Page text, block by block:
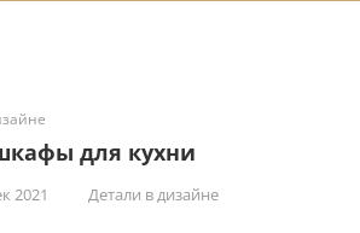
для кухни
2021
Детали в дизайне